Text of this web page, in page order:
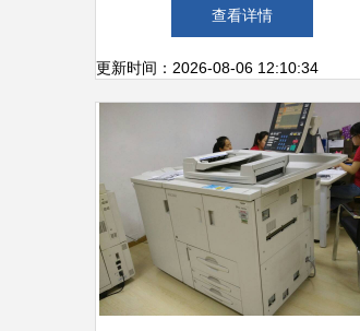
一站式解决方案
查看详情
更新时间：2026-08-06 12:10:34